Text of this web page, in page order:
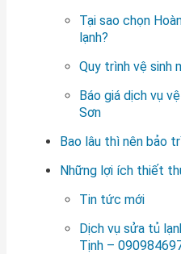
Tại sao chọn
lạnh?
Quy trình vệ sinh
Báo giá dịch vụ
Sơn
Bao lâu thì nên bảo
Những lợi ích thiết
Tin tức mới
Dịch vụ sửa tủ
Tịnh –